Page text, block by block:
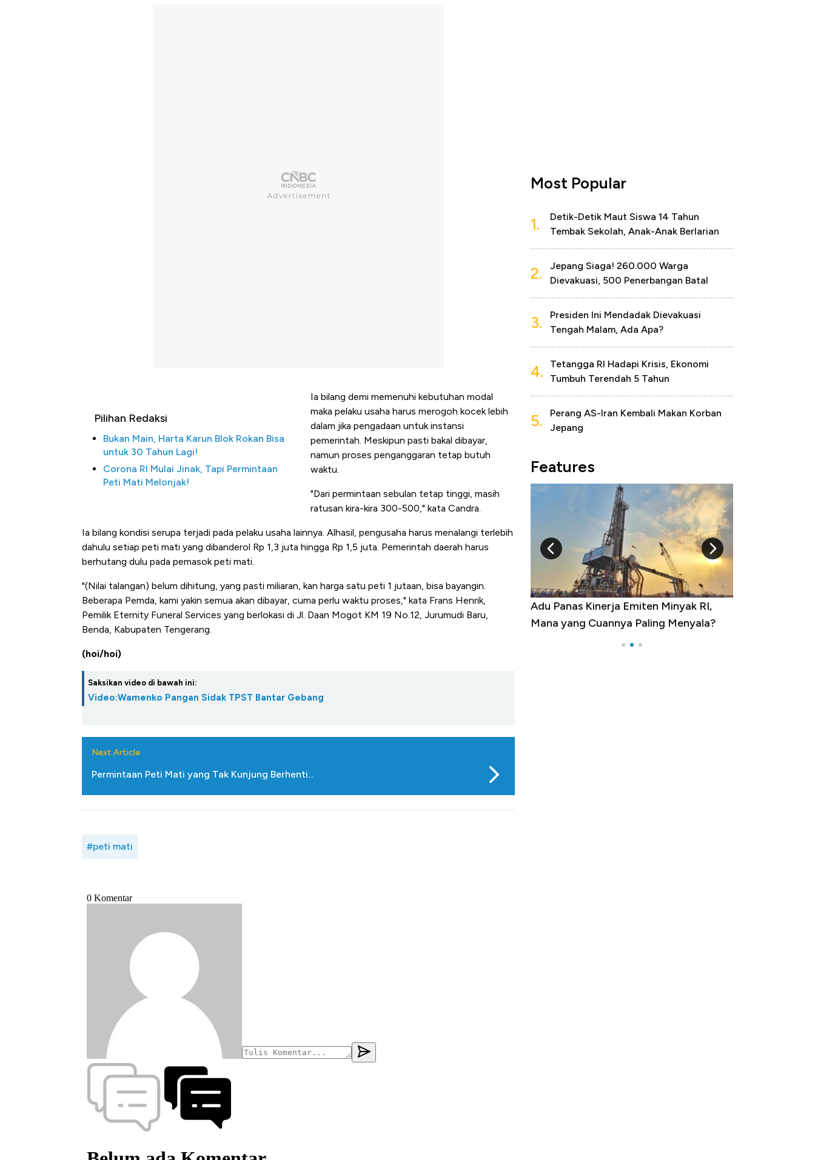
Pilihan Redaksi
Bukan Main, Harta Karun Blok Rokan Bisa
untuk 30 Tahun Lagi!
Corona RI Mulai Jinak, Tapi Permintaan
Peti Mati Melonjak!
Ia bilang demi memenuhi kebutuhan modal
maka pelaku usaha harus merogoh kocek lebih
dalam jika pengadaan untuk instansi
pemerintah. Meskipun pasti bakal dibayar,
namun proses penganggaran tetap butuh
waktu.
"Dari permintaan sebulan tetap tinggi, masih
ratusan kira-kira 300-500," kata Candra.
Ia bilang kondisi serupa terjadi pada pelaku usaha lainnya. Alhasil, pengusaha harus menalangi terlebih
dahulu setiap peti mati yang dibanderol Rp 1,3 juta hingga Rp 1,5 juta. Pemerintah daerah harus
berhutang dulu pada pemasok peti mati.
"(Nilai talangan) belum dihitung, yang pasti miliaran, kan harga satu peti 1 jutaan, bisa bayangin.
Beberapa Pemda, kami yakin semua akan dibayar, cuma perlu waktu proses," kata Frans Henrik,
Pemilik Eternity Funeral Services yang berlokasi di Jl. Daan Mogot KM 19 No.12, Jurumudi Baru,
Benda, Kabupaten Tengerang.
(hoi/hoi)
Saksikan video di bawah ini:
Video:Wamenko Pangan Sidak TPST Bantar Gebang
Next Article
Permintaan Peti Mati yang Tak Kunjung Berhenti...
#peti mati
Most Popular
1.
Detik-Detik Maut Siswa 14 Tahun
Tembak Sekolah, Anak-Anak Berlarian
2.
Jepang Siaga! 260.000 Warga
Dievakuasi, 500 Penerbangan Batal
3.
Presiden Ini Mendadak Dievakuasi
Tengah Malam, Ada Apa?
4.
Tetangga RI Hadapi Krisis, Ekonomi
Tumbuh Terendah 5 Tahun
5.
Perang AS-Iran Kembali Makan Korban
Jepang
Features
Kongo Tutup Keran Ekspor, Harga
Tembaga Terbang ke Zona Berbahaya
Adu Panas Kinerja Emiten Minyak RI,
Mana yang Cuannya Paling Menyala?
10 Provinsi dengan Tingkat
Pengangguran Tertinggi, Ada